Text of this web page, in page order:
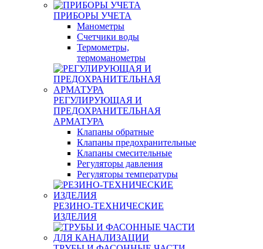
ПРИБОРЫ УЧЕТА
Манометры
Счетчики воды
Термометры,
термоманометры
РЕГУЛИРУЮЩАЯ И
ПРЕДОХРАНИТЕЛЬНАЯ
АРМАТУРА
Клапаны обратные
Клапаны предохранительные
Клапаны смесительные
Регуляторы давления
Регуляторы температуры
РЕЗИНО-ТЕХНИЧЕСКИЕ
ИЗДЕЛИЯ